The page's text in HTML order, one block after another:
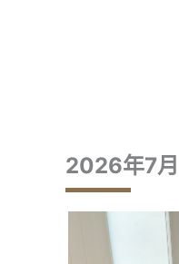
2026年7月